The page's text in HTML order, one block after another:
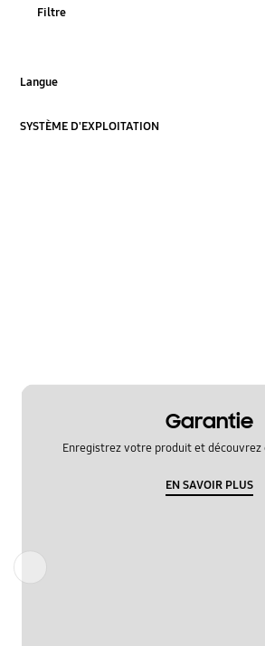
TV_autres
audio
Filtre
Langue
SYSTÈME D'EXPLOITATION
Garantie
Enregistrez votre produit et
EN SAVOIR PLUS